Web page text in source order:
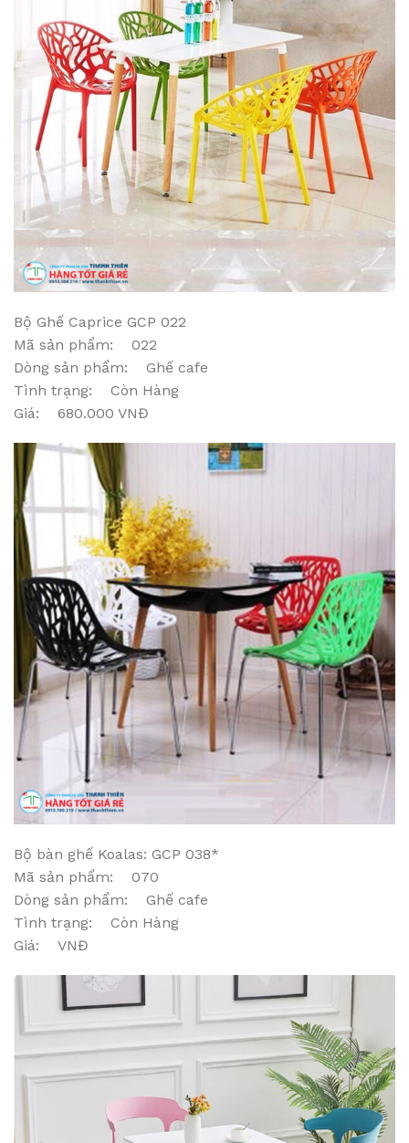
Bộ Ghế Caprice GCP 022
Mã sản phẩm: 022
Dòng sản phẩm: Ghế cafe
Tình trạng: Còn Hàng
Giá: 680.000 VNĐ
Bộ bàn ghế Koalas: GCP 038*
Mã sản phẩm: 070
Dòng sản phẩm: Ghế cafe
Tình trạng: Còn Hàng
Giá: VNĐ